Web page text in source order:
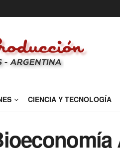
CIENCIA Y TECNOLOGÍA